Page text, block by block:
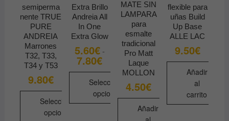
semiperma
nente TRUE
PURE
ANDREIA
Marrones
T32, T33,
T34 y T53
9.80€
Seleccionar
opciones
Extra Brillo
Andreia All
In One
Extra Glow
5.60€ -
7.80€Rango
de
precios:
desde
5.60€
hasta
7.80€
Seleccionar
opciones
MATE SIN
LAMPARA
para
esmalte
tradicional
Pro Matt
Laque
MOLLON
4.50€
Añadir
flexible para
uñas Build
Up Base
ALLE LAC
9.50€
Añadir
al
carrito